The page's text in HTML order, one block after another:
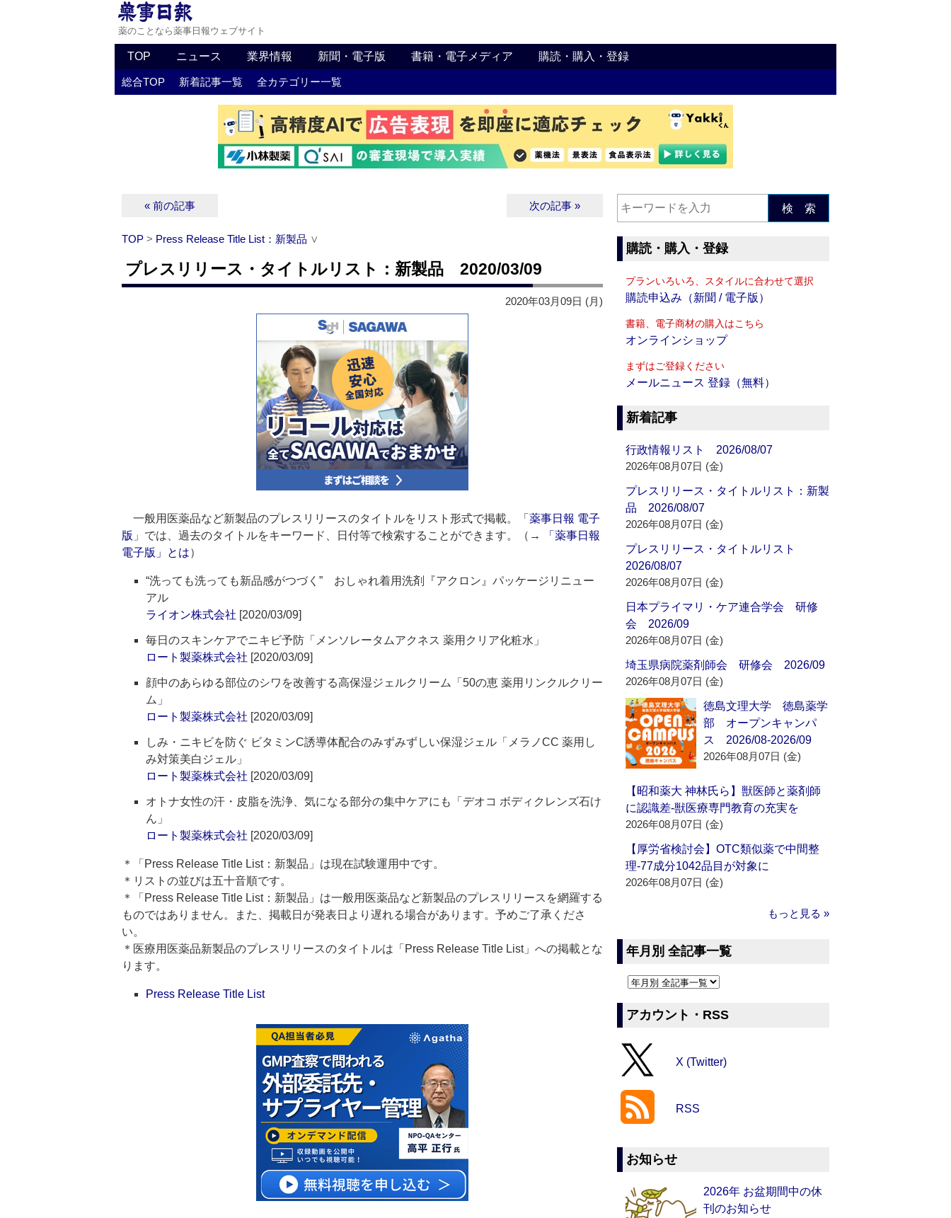
薬のことなら薬事日報ウェブサイト
TOP ニュース 業界情報 新聞・電子版 書籍・電子メディア 購読・購入・登録
総合TOP 新着記事一覧 全カテゴリー一覧
« 前の記事 次の記事 »
TOP > Press Release Title List：新製品 ∨
プレスリリース・タイトルリスト：新製品 2020/03/09
2020年03月09日 (月)
一般用医薬品など新製品のプレスリリースのタイトルをリスト形式で掲載。「 薬事日報 電子
版 」では、過去のタイトルをキーワード、日付等で検索することができます。（→
「薬事日報
電子版」とは）
“洗っても洗っても新品感がつづく” おしゃれ着用洗剤『アクロン』パッケージリニュー
アル
ライオン株式会社 [2020/03/09]
毎日のスキンケアでニキビ予防「メンソレータムアクネス 薬用クリア化粧水」
ロート製薬株式会社 [2020/03/09]
顔中のあらゆる部位のシワを改善する高保湿ジェルクリーム「50の恵 薬用リンクルクリー
ム」
ロート製薬株式会社 [2020/03/09]
しみ・ニキビを防ぐ ビタミンC誘導体配合のみずみずしい保湿ジェル「メラノCC 薬用し
み対策美白ジェル」
ロート製薬株式会社 [2020/03/09]
オトナ女性の汗・皮脂を洗浄、気になる部分の集中ケアにも「デオコ ボディクレンズ石け
ん」
ロート製薬株式会社 [2020/03/09]
＊「Press Release Title List：新製品」は現在試験運用中です。
＊リストの並びは五十音順です。
＊「Press Release Title List：新製品」は一般用医薬品など新製品のプレスリリースを網羅する
ものではありません。また、掲載日が発表日より遅れる場合があります。予めご了承くださ
い。
＊医療用医薬品新製品のプレスリリースのタイトルは「Press Release Title List」への掲載とな
ります。
Press Release Title List
検 索
購読・購入・登録
プランいろいろ、スタイルに合わせて選択
購読申込み（新聞 / 電子版）
書籍、電子商材の購入はこちら
オンラインショップ
まずはご登録ください
メールニュース 登録（無料）
新着記事
行政情報リスト 2026/08/07
2026年08月07日 (金)
プレスリリース・タイトルリスト：新製
品 2026/08/07
2026年08月07日 (金)
プレスリリース・タイトルリスト
2026/08/07
2026年08月07日 (金)
日本プライマリ・ケア連合学会 研修
会 2026/09
2026年08月07日 (金)
埼玉県病院薬剤師会 研修会 2026/09
2026年08月07日 (金)
徳島文理大学 徳島薬学
部 オープンキャンパ
ス 2026/08-2026/09
2026年08月07日 (金)
【昭和薬大 神林氏ら】獣医師と薬剤師
に認識差‐獣医療専門教育の充実を
2026年08月07日 (金)
【厚労省検討会】OTC類似薬で中間整
理‐77成分1042品目が対象に
2026年08月07日 (金)
もっと見る »
年月別 全記事一覧
アカウント・RSS
X (Twitter)
RSS
お知らせ
2026年 お盆期間中の休
刊のお知らせ